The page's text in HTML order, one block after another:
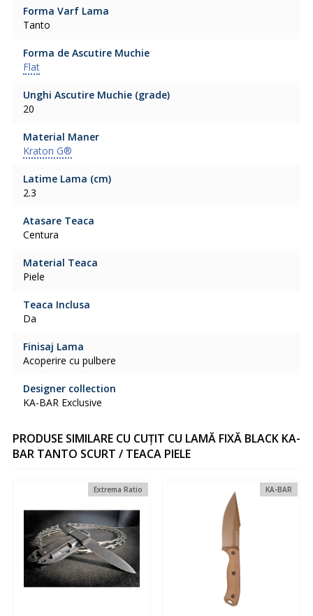
Forma Varf Lama
Tanto
Forma de Ascutire Muchie
Flat
Unghi Ascutire Muchie (grade)
20
Material Maner
Kraton G®
Latime Lama (cm)
2.3
Atasare Teaca
Centura
Material Teaca
Piele
Teaca Inclusa
Da
Finisaj Lama
Acoperire cu pulbere
Designer collection
KA-BAR Exclusive
PRODUSE SIMILARE CU CUȚIT CU LAMĂ FIXĂ BLACK KA-
BAR TANTO SCURT / TEACA PIELE
Extrema Ratio KA-BAR